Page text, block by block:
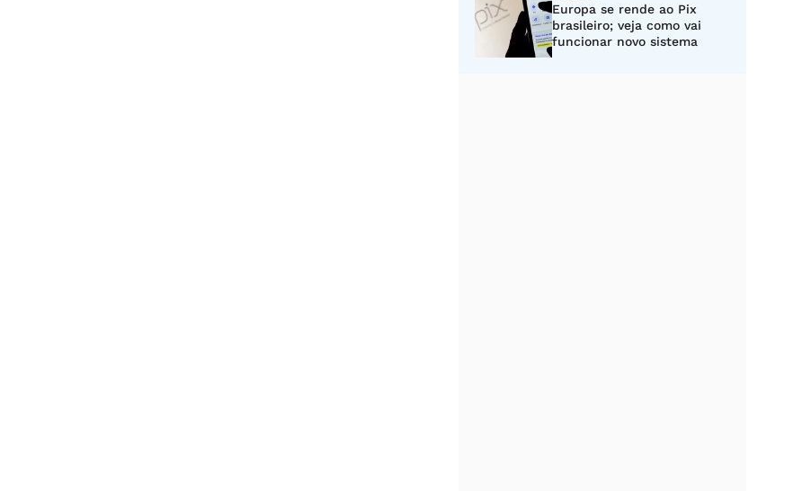
Europa se rende ao Pix
brasileiro; veja como vai
funcionar novo sistema